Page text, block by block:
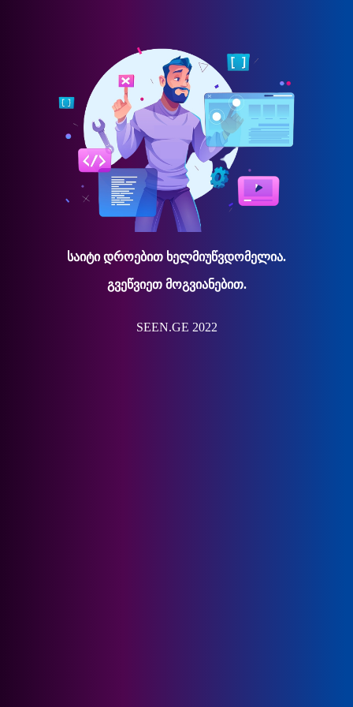
საიტი დროებით ხელმიუწვდომელია.
გვეწვიეთ მოგვიანებით.
SEEN.GE 2022